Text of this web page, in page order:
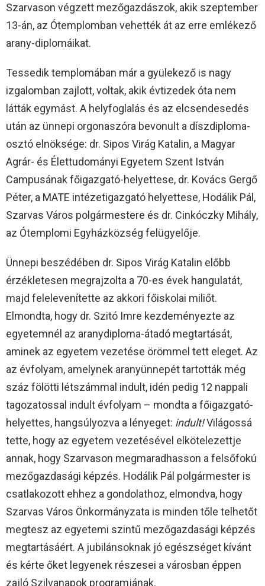
Szarvason végzett mezőgazdászok, akik szeptember
13-án, az Ótemplomban vehették át az erre emlékező
arany-diplomáikat.
Tessedik templomában már a gyülekező is nagy
izgalomban zajlott, voltak, akik évtizedek óta nem
látták egymást. A helyfoglalás és az elcsendesedés
után az ünnepi orgonaszóra bevonult a díszdiploma-
osztó elnöksége: dr. Sipos Virág Katalin, a Magyar
Agrár- és Élettudományi Egyetem Szent István
Campusának főigazgató-helyettese, dr. Kovács Gergő
Péter, a MATE intézetigazgató helyettese, Hodálik Pál,
Szarvas Város polgármestere és dr. Cinkóczky Mihály,
az Ótemplomi Egyházközség felügyelője.
Ünnepi beszédében dr. Sipos Virág Katalin előbb
érzékletesen megrajzolta a 70-es évek hangulatát,
majd felelevenítette az akkori főiskolai miliőt.
Elmondta, hogy dr. Szitó Imre kezdeményezte az
egyetemnél az aranydiploma-átadó megtartását,
aminek az egyetem vezetése örömmel tett eleget. Az
az évfolyam, amelynek aranyünnepét tartották még
száz fölötti létszámmal indult, idén pedig 12 nappali
tagozatossal indult évfolyam – mondta a főigazgató-
helyettes, hangsúlyozva a lényeget: indult!Világossá
tette, hogy az egyetem vezetésével elkötelezettje
annak, hogy Szarvason megmaradhasson a felsőfokú
mezőgazdasági képzés. Hodálik Pál polgármester is
csatlakozott ehhez a gondolathoz, elmondva, hogy
Szarvas Város Önkormányzata is minden tőle telhetőt
megtesz az egyetemi szintű mezőgazdasági képzés
megtartásáért. A jubilánsoknak jó egészséget kívánt
és kérte őket legyenek részesei a városban éppen
zajló Szilvanapok programjának.